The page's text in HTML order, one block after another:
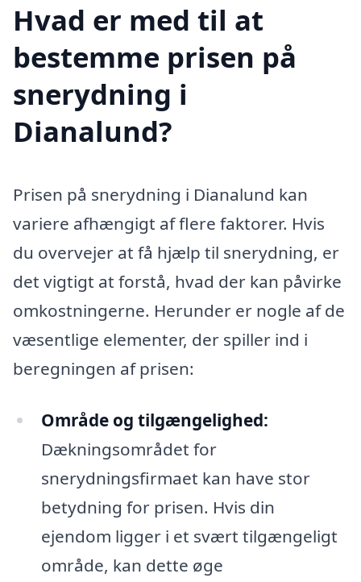
Hvad er med til at
bestemme prisen på
snerydning i
Dianalund?
Prisen på snerydning i Dianalund kan
variere afhængigt af flere faktorer. Hvis
du overvejer at få hjælp til snerydning, er
det vigtigt at forstå, hvad der kan påvirke
omkostningerne. Herunder er nogle af de
væsentlige elementer, der spiller ind i
beregningen af prisen:
Område og tilgængelighed:
Dækningsområdet for
snerydningsfirmaet kan have stor
betydning for prisen. Hvis din
ejendom ligger i et svært tilgængeligt
område, kan dette øge